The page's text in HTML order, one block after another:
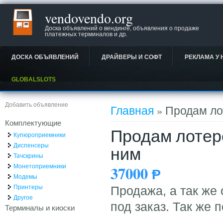
vendovendo.org
Доска объявлений о вендинге, объявления о продаже
платежных терминалов и др.
ДОСКА ОБЪЯВЛЕНИЙ ДРАЙВЕРЫ И СОФТ РЕКЛАМА У
GLOBALSLOTS
Вы здесь
Главная » Продам
Продам
ним
37000 Ᵽ
Продажа, а так же
под заказ. Так же
Добавить объявление
Комплектующие
Купюроприемники
Диспенсеры
Тачскрины
Монетоприемники
Модемы
Принтеры
Другое
Терминалы и киоски